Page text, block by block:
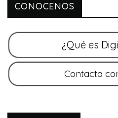
CONOCENOS